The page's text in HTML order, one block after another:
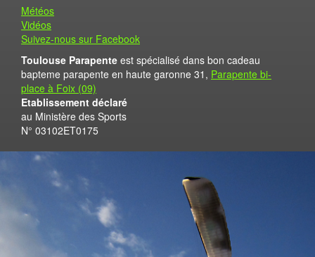
Météos
Vidéos
Suivez-nous sur Facebook
Toulouse Parapente est spécialisé dans bon cadeau
bapteme parapente en haute garonne 31, Parapente bi-
place à Foix (09)
Etablissement déclaré
au Ministère des Sports
N° 03102ET0175